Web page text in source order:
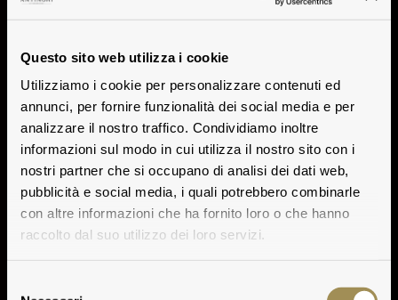
Questo sito web utilizza i cookie
Utilizziamo i cookie per personalizzare contenuti ed
annunci, per fornire funzionalità dei social media e per
analizzare il nostro traffico. Condividiamo inoltre
informazioni sul modo in cui utilizza il nostro sito con i
nostri partner che si occupano di analisi dei dati web,
pubblicità e social media, i quali potrebbero combinarle
con altre informazioni che ha fornito loro o che hanno
raccolto dal suo utilizzo dei loro servizi.